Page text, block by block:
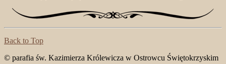
Back to Top
© parafia św. Kazimierza Królewicza w Ostrowcu Świętokrzyskim